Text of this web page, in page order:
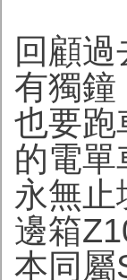
回顧
有獨鐘
也要跑
的電單
永無止
邊箱
本同屬